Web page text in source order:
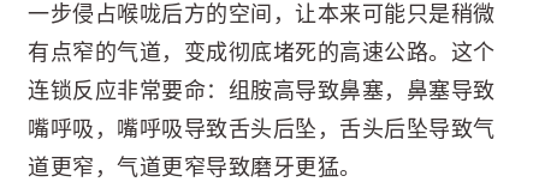
一步侵占喉咙后方的空间，让本来可能只是稍微
有点窄的气道，变成彻底堵死的高速公路。这个
连锁反应非常要命：组胺高导致鼻塞，鼻塞导致
嘴呼吸，嘴呼吸导致舌头后坠，舌头后坠导致气
道更窄，气道更窄导致磨牙更猛。